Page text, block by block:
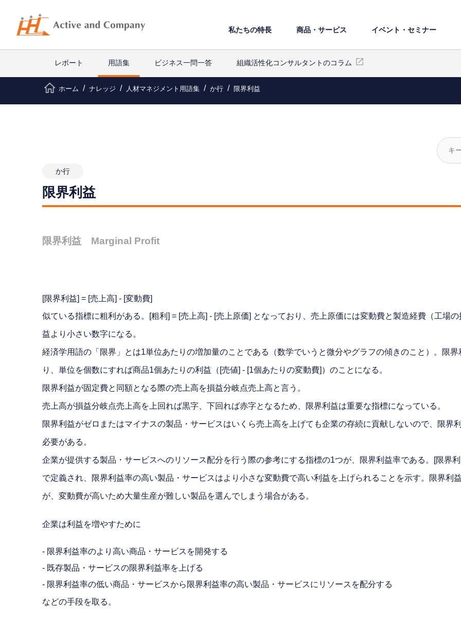
私たちの特⻑ 商品・サービス イベント・セミナー
レポート 用語集 ビジネス一問一答 組織活性化コンサルタントのコラム
ホーム ナレッジ 人材マネジメント用語集 か行 限界利益
か行
限界利益
限界利益 Marginal Profit
[限界利益] = [売上高] - [変動費]
似ている指標に粗利がある。[粗利] = [売上高] - [売上原価] となっており、売上原価には変動費と製造経費（工場
益より小さい数字になる。
経済学用語の「限界」とは1単位あたりの増加量のことである（数学でいうと微分やグラフの傾きのこと）。限
り、単位を個数にすれば商品1個あたりの利益（[売値] - [1個あたりの変動費]）のことになる。
限界利益が固定費と同額となる際の売上高を損益分岐点売上高と言う。
売上高が損益分岐点売上高を上回れば黒字、下回れば赤字となるため、限界利益は重要な指標になっている。
限界利益がゼロまたはマイナスの製品・サービスはいくら売上高を上げても企業の存続に貢献しないので、限界
必要がある。
企業が提供する製品・サービスへのリソース配分を行う際の参考にする指標の1つが、限界利益率である。[限界
で定義され、限界利益率の高い製品・サービスはより小さな変動費で高い利益を上げられることを示す。限界利
が、変動費が高いため大量生産が難しい製品を選んでしまう場合がある。
企業は利益を増やすために
- 限界利益率のより高い商品・サービスを開発する
- 既存製品・サービスの限界利益率を上げる
- 限界利益率の低い商品・サービスから限界利益率の高い製品・サービスにリソースを配分する
などの手段を取る。